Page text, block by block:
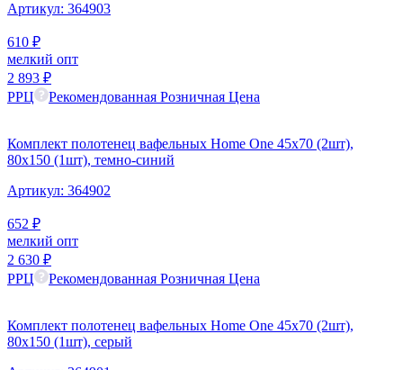
Артикул: 364903
610 ₽
мелкий опт
2 893 ₽
РРЦ
Рекомендованная Розничная Цена
Комплект полотенец вафельных Home One 45х70 (2шт),
80х150 (1шт), темно-синий
Артикул: 364902
652 ₽
мелкий опт
2 630 ₽
РРЦ
Рекомендованная Розничная Цена
Комплект полотенец вафельных Home One 45х70 (2шт),
80х150 (1шт), серый